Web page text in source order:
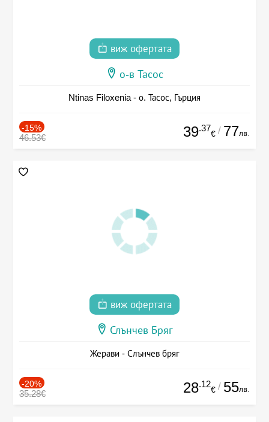
виж офертата
о-в Тасос
Ntinas Filoxenia - о. Тасос, Гърция
-15%
46.53€ 39.37
€ / 77лв.
виж офертата
Слънчев Бряг
Жерави - Слънчев бряг
-20%
35.28€ 28.12
€ / 55лв.